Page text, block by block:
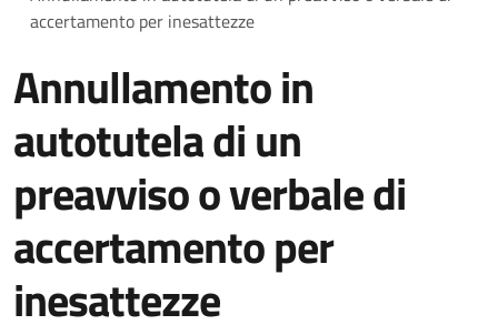
accertamento per inesattezze
Annullamento in
autotutela di un
preavviso o verbale di
accertamento per
inesattezze